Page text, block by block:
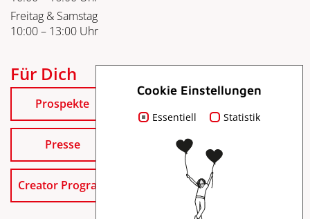
Freitag & Samstag
10:00 – 13:00 Uhr
Für Dich
Prospekte
Presse
Creator Program
Cookie Einstellungen
Essentiell Statistik